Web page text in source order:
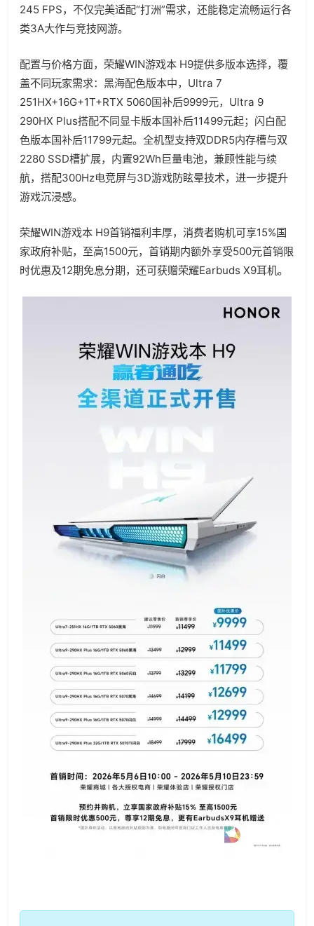
245 FPS，不仅完美适配“打洲”需求，还能稳定流畅运行各
类3A大作与竞技网游。
配置与价格方面，荣耀WIN游戏本 H9提供多版本选择，覆
盖不同玩家需求：黑海配色版本中，Ultra 7
251HX+16G+1T+RTX 5060国补后9999元，Ultra 9
290HX Plus搭配不同显卡版本国补后11499元起；闪白配
色版本国补后11799元起。全机型支持双DDR5内存槽与双
2280 SSD槽扩展，内置92Wh巨量电池，兼顾性能与续
航，搭配300Hz电竞屏与3D游戏防眩晕技术，进一步提升
游戏沉浸感。
荣耀WIN游戏本 H9首销福利丰厚，消费者购机可享15%国
家政府补贴，至高1500元，首销期内额外享受500元首销限
时优惠及12期免息分期，还可获赠荣耀Earbuds X9耳机。